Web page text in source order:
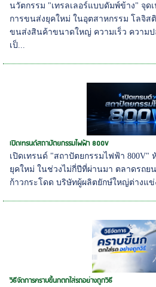
นวัตกรรม "เทรลเลอร์แบบดัมพ์ข้าง" จุด
การขนส่งยุคใหม่ ในอุตสาหกรรม โลจิส
ขนส่งสินค้าขนาดใหญ่ ความเร็ว ความ
เป็...
เปิดเทรนด์สถาปัตยกรรมไฟฟ้า 800V
เปิดเทรนด์ "สถาปัตยกรรมไฟฟ้า 800V"
ยุคใหม่ ในช่วงไม่กี่ปีที่ผ่านมา ตลาดรถย
ก้าวกระโดด บริษัทผู้ผลิตยักษ์ใหญ่ต่างแ
วิธีจัดการคราบขี้นกตกใส่รถอย่างถูกวิธี